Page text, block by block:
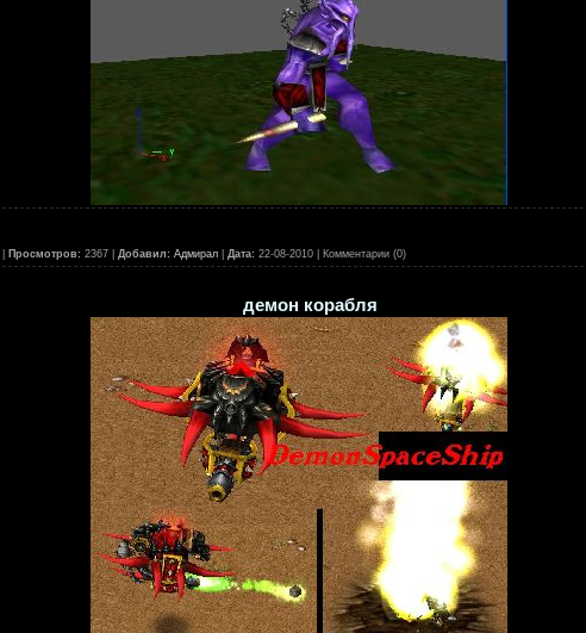
Просмотров: 2367 | Добавил: Адмирал Дата: 22-08-2010 | Комментарии (0)
демон корабля